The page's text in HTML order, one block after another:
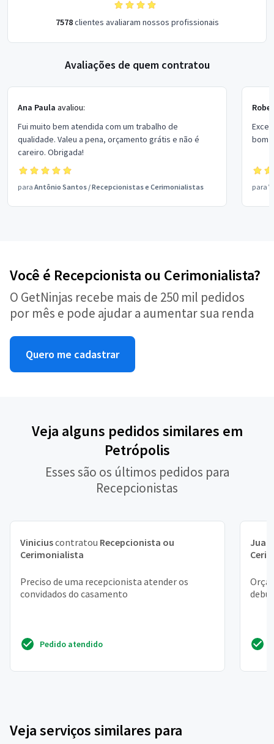
7578clientes avaliaram nossos profissionais
Avaliações de quem contratou
Ana Paula avaliou:
Fui muito bem atendida com um trabalho de
qualidade. Valeu a pena, orçamento grátis e não é
careiro. Obrigada!
para Antônio Santos /Recepcionistas e Cerimonialistas
bom
para
Você é Recepcionista ou Cerimonialista?
O GetNinjas recebe mais de 250 mil pedidos
por mês e pode ajudar a aumentar sua renda
Quero me cadastrar
Veja alguns pedidos similares em
Petrópolis
Esses são os últimos pedidos para
Recepcionistas
Viniciuscontratou Recepcionista ou
Cerimonialista
Preciso de uma recepcionista atender os
convidados do casamento
Pedido atendido
Juan
Veja serviços similares para